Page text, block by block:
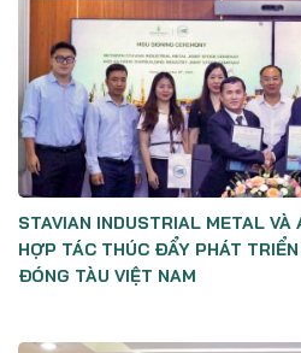
STAVIAN INDUSTRIAL METAL VÀ
HỢP TÁC THÚC ĐẨY PHÁT
ĐÓNG TÀU VIỆT NAM